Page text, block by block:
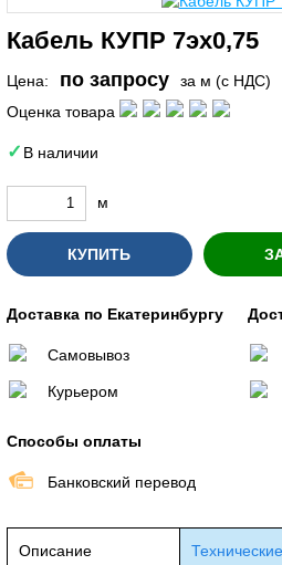
Кабель КУПР 7эх0,75
Цена: по запросу
за м (с НДС)
Оценка товара
В наличии
м
КУПИТЬ
Доставка по Екатеринбургу
Самовывоз
Курьером
Способы оплаты
Банковский перевод
Описание